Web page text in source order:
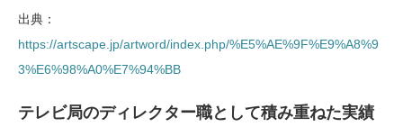
出典：
https://artscape.jp/artword/index.php/%E5%AE%9F%E9%A8%9
3%E6%98%A0%E7%94%BB
テレビ局のディレクター職として積み重ねた実績